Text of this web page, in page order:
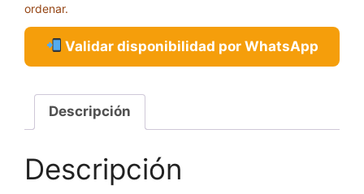
ordenar.
Validar disponibilidad por WhatsApp
Descripción
Descripción